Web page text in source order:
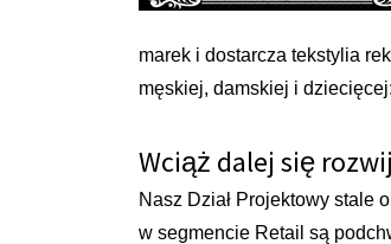
marek i dostarcza tekstylia
męskiej, damskiej i
Wciąż dalej się
Nasz Dział Projektowy stale
w segmencie Retail są